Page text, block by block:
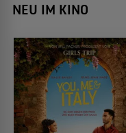
NEU IM KINO